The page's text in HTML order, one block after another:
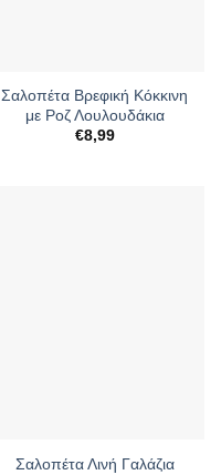
Σαλοπέτα Βρεφική Κόκκινη
με Ροζ Λουλουδάκια
€8,99
Σαλοπέτα Λινή Γαλάζια